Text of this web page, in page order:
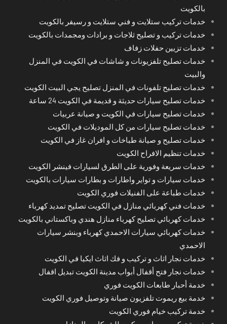
بالكويت
خدمات تركيب ستلايت و فني ستلايت و رسيفر بالكويت
خدمات تركيب و تصليح ثلاجات و برادات ومجمدات بالكويت
خدمات تزيين حفلات زفاف
خدمات تصليح تلفزيونات و شاشات في الكويت في المنزل
والبيت
خدمات تصليح تلفونات في المنزل تصليح يجي البيت الكويت
خدمات تصليح سيارات حديثة و قديمة في الكويت 24 ساعة
خدمات تصليح سيارات في الكويت و صيانة عربيات
خدمات تصليح سيارات من كل الموديلات في الكويت
خدمات تصليح و صيانة طباخات و افران غاز في الكويت
خدمات تنظيم الافراح الكويت
خدمات سريعة وفورية على الطرق لسيارات فينشر الكويت
خدمات سيارات و تواير واطارات و بطارات سيارات بالكويت
خدمات طباعة على الفنيلات فوري الكويت
خدمات فني كهربائي منازل في الكويت تصليح تمديد كهرباء
خدمات كهربائي تصليح كهرباء منازل هندي وباكستاني بالكويت
خدمات كهربائي سيارات الاحمدي كهرباء وبنشر سيارات
الاحمدي
خدمات نجار اثاث و تركيب و فك اثاث ايكيا في الكويت
خدمات نجار فتح أقفال أبواب مدينة الكويت تبديل اقفال
خدمة أحبار طابعات الكويت فوري
خدمة بيع ريموت تلفزيون صيانة وتوصيل فوري الكويت
خدمة تركيب خيام فوري الكويت